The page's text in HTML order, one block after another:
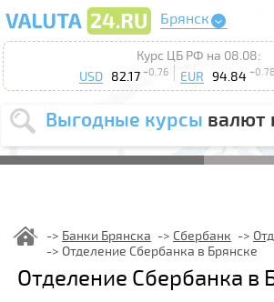
Брянск
Курс ЦБ РФ на 08.08:
USD
82.17 +0.76 EUR 94.84 +0.78
Выгодные курсы валют
Выберите
USD
курс от
Выберите
действие: Продать
Банки Брянска Сбербанк
Отделение Сбербанка в Брянске
Отделение Сбербанка в